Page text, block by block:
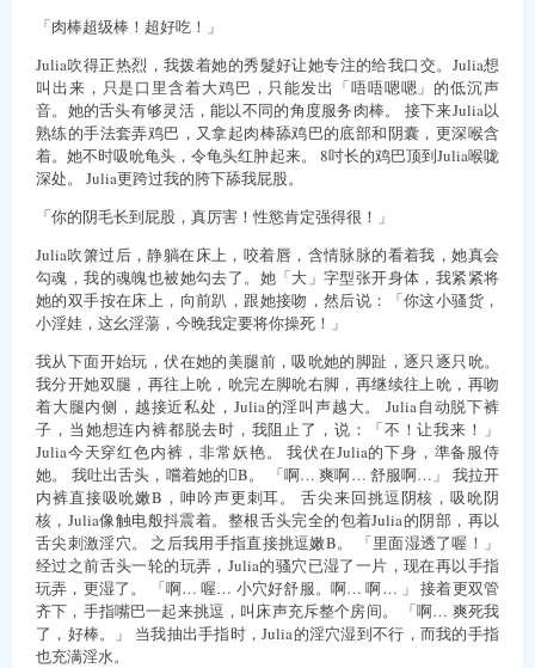
「肉棒超级棒！超好吃！」
Julia吹得正热烈，我拨着她的秀髮好让她专注的给我口交。Julia想
叫出来，只是口里含着大鸡巴，只能发出「唔唔嗯嗯」的低沉声
音。她的舌头有够灵活，能以不同的角度服务肉棒。 接下来Julia以
熟练的手法套弄鸡巴，又拿起肉棒舔鸡巴的底部和阴囊，更深喉含
着。她不时吸吮龟头，令龟头红肿起来。 8吋长的鸡巴顶到Julia喉咙
深处。 Julia更跨过我的胯下舔我屁股。
「你的阴毛长到屁股，真厉害！性慾肯定强得很！」
Julia吹箫过后，静躺在床上，咬着唇，含情脉脉的看着我，她真会
勾魂，我的魂魄也被她勾去了。她「大」字型张开身体，我紧紧将
她的双手按在床上，向前趴，跟她接吻，然后说：「你这小骚货，
小淫娃，这幺淫蕩，今晚我定要将你操死！」
我从下面开始玩，伏在她的美腿前，吸吮她的脚趾，逐只逐只吮。
我分开她双腿，再往上吮，吮完左脚吮右脚，再继续往上吮，再吻
着大腿内侧，越接近私处，Julia的淫叫声越大。 Julia自动脱下裤
子，当她想连内裤都脱去时，我阻止了，说：「不！让我来！」
Julia今天穿红色内裤，非常妖艳。 我伏在Julia的下身，準备服侍
她。 我吐出舌头，嚐着她的B。 「啊… 爽啊… 舒服啊…」 我拉开
内裤直接吸吮嫩B，呻吟声更刺耳。 舌尖来回挑逗阴核，吸吮阴
核，Julia像触电般抖震着。整根舌头完全的包着Julia的阴部，再以
舌尖刺激淫穴。 之后我用手指直接挑逗嫩B。 「里面湿透了喔！」
经过之前舌头一轮的玩弄，Julia的骚穴已湿了一片，现在再以手指
玩弄，更湿了。 「啊… 喔… 小穴好舒服。啊… 啊… 」 接着更双管
齐下，手指嘴巴一起来挑逗，叫床声充斥整个房间。 「啊… 爽死我
了，好棒。」 当我抽出手指时，Julia的淫穴湿到不行，而我的手指
也充满淫水。